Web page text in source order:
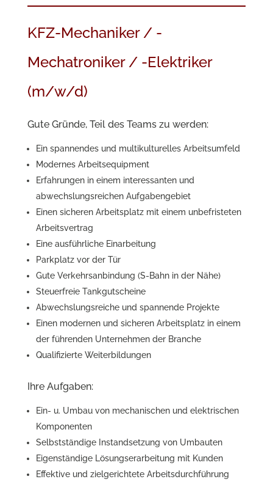
KFZ-Mechaniker / -
Mechatroniker / -Elektriker
(m/w/d)
Gute Gründe, Teil des Teams zu werden:
Ein spannendes und multikulturelles Arbeitsumfeld
Modernes Arbeitsequipment
Erfahrungen in einem interessanten und
abwechslungsreichen Aufgabengebiet
Einen sicheren Arbeitsplatz mit einem unbefristeten
Arbeitsvertrag
Eine ausführliche Einarbeitung
Parkplatz vor der Tür
Gute Verkehrsanbindung (S-Bahn in der Nähe)
Steuerfreie Tankgutscheine
Abwechslungsreiche und spannende Projekte
Einen modernen und sicheren Arbeitsplatz in einem
der führenden Unternehmen der Branche
Qualifizierte Weiterbildungen
Ihre Aufgaben:
Ein- u. Umbau von mechanischen und elektrischen
Komponenten
Selbstständige Instandsetzung von Umbauten
Eigenständige Lösungserarbeitung mit Kunden
Effektive und zielgerichtete Arbeitsdurchführung